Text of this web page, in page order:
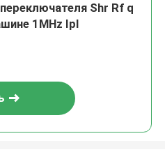
Shr Rf q
1MHz Ipl